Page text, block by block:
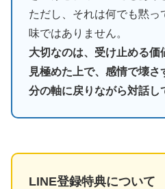
ただし、それは何でも黙っ
味ではありません。
大切なのは、受け止める価
見極めた上で、感情で壊さ
分の軸に戻りながら対話し
LINE登録特典について